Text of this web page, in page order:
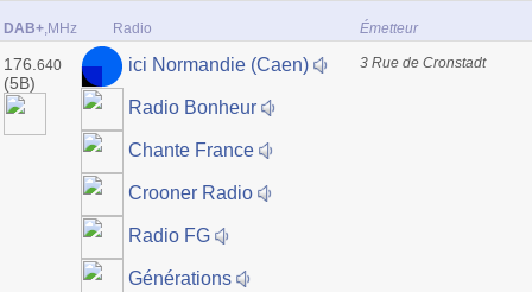
DAB+,MHz Radio Émetteur
176. 640
(5B)
ici Normandie (Caen)
Radio Bonheur
Chante France
Crooner Radio
Radio FG
Générations
3 Rue de Cronstadt